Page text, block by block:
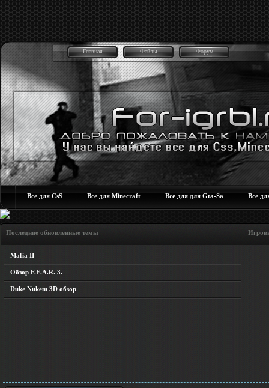
Главная Файлы Форум
Все для CsS Все для Minecraft Все для для Gta-Sa Все
Последние обновленные темы Игровые
Mafia II
Обзор F.E.A.R. 3.
Duke Nukem 3D обзор